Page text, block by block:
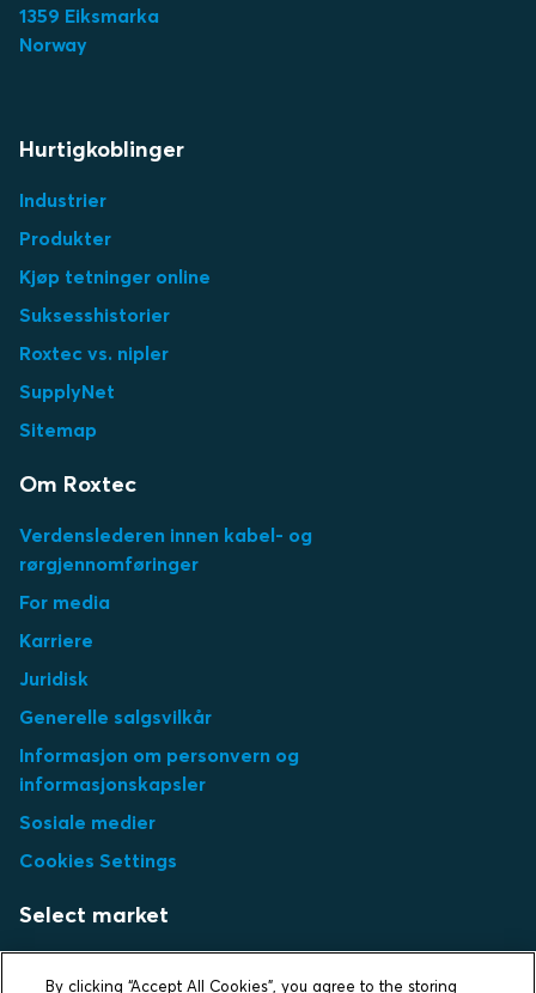
1359 Eiksmarka
Norway
Hurtigkoblinger
Industrier
Produkter
Kjøp tetninger online
Suksesshistorier
Roxtec vs. nipler
SupplyNet
Sitemap
Om Roxtec
Verdenslederen innen kabel- og
rørgjennomføringer
For media
Karriere
Juridisk
Generelle salgsvilkår
Informasjon om personvern og
informasjonskapsler
Sosiale medier
Cookies Settings
Select market
By clicking “Accept All Cookies”, you agree to the storing